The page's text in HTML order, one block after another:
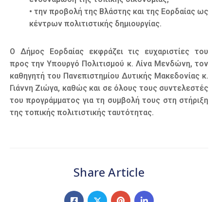
• την προβολή της Βλάστης και της Εορδαίας ως
κέντρων πολιτιστικής δημιουργίας.
Ο Δήμος Εορδαίας εκφράζει τις ευχαριστίες του
προς την Υπουργό Πολιτισμού κ. Λίνα Μενδώνη, τον
καθηγητή του Πανεπιστημίου Δυτικής Μακεδονίας κ.
Γιάννη Ζιώγα, καθώς και σε όλους τους συντελεστές
του προγράμματος για τη συμβολή τους στη στήριξη
της τοπικής πολιτιστικής ταυτότητας.
Share Article